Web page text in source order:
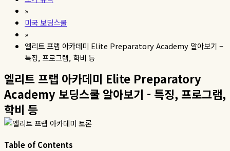
»
미국 보딩스쿨
»
엘리트 프랩 아카데미 Elite Preparatory Academy 알아보기 –
특징, 프로그램, 학비 등
엘리트 프랩 아카데미 Elite Preparatory
Academy 보딩스쿨 알아보기 - 특징, 프로그램,
학비 등
Table of Contents